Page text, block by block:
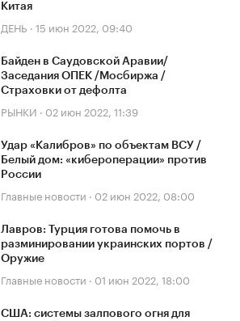
Китая
ДЕНЬ · 15 июн 2022, 09:40
Байден в Саудовской Аравии/
Заседания ОПЕК /Мосбиржа /
Страховки от дефолта
РЫНКИ · 02 июн 2022, 11:39
Удар «Калибров» по объектам ВСУ /
Белый дом: «кибероперации» против
России
Главные новости · 02 июн 2022, 08:00
Лавров: Турция готова помочь в
разминировании украинских портов /
Оружие
Главные новости · 01 июн 2022, 18:00
США: системы залпового огня для